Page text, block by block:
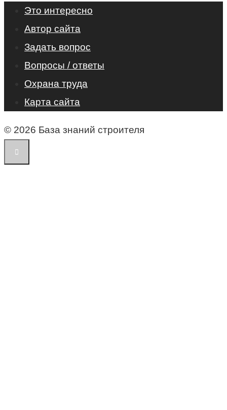
Это интересно
Автор сайта
Задать вопрос
Вопросы / ответы
Охрана труда
Карта сайта
© 2026 База знаний строителя